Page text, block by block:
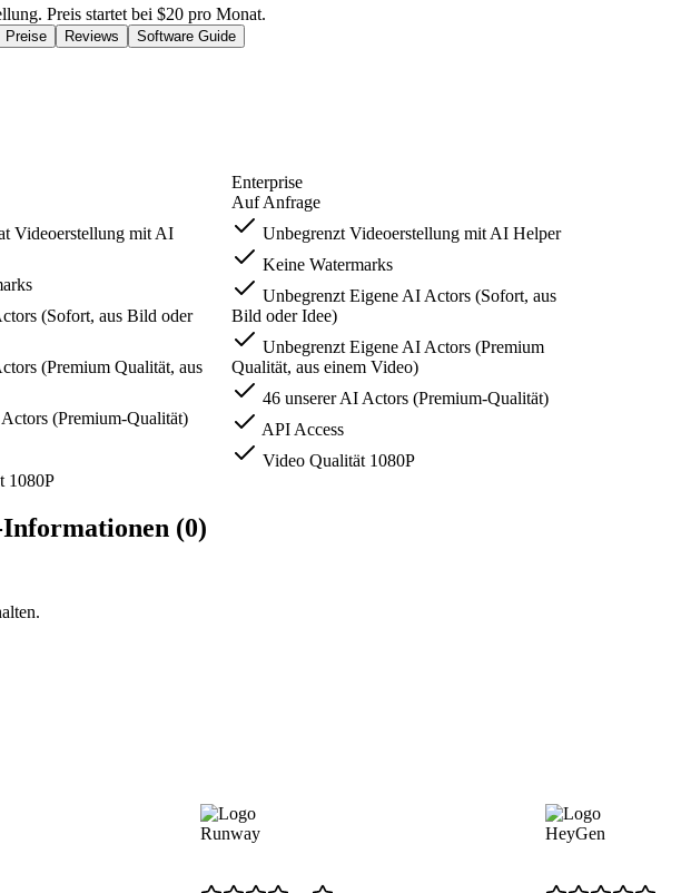
Preis startet bei $20 pro Monat.
Preise Reviews Software Guide
Videoerstellung mit AI
(Sofort, aus Bild oder
(Premium Qualität, aus
(Premium-Qualität)
1080P
Enterprise
Auf Anfrage
Unbegrenzt Videoerstellung mit AI Helper
Keine Watermarks
Unbegrenzt Eigene AI Actors (Sofort, aus
Bild oder Idee)
Unbegrenzt Eigene AI Actors (Premium
Qualität, aus einem Video)
46 unserer AI Actors (Premium-Qualität)
API Access
Video Qualität 1080P
(0)
Runway HeyGen